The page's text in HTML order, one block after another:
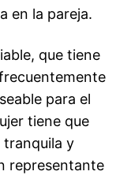
en la pareja.
que tiene
para el
tiene que
tranquila y
representante